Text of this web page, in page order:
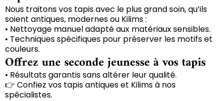
Nous traitons vos tapis avec le plus grand soin, qu’ils
soient antiques, modernes ou Kilims :
• Nettoyage manuel adapté aux matériaux sensibles.
• Techniques spécifiques pour préserver les motifs et
couleurs.
Offrez une seconde jeunesse à vos tapis
• Résultats garantis sans altérer leur qualité.
👉 Confiez vos tapis antiques et Kilims à nos
spécialistes.